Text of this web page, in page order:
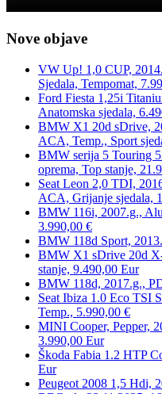
Nove objave
VW Up! 1,0 CUP,
Sjedala, Tempomat,
Ford Fiesta 1,25i
Anatomska sjedala,
BMW X1 20d sDrive,
ACA, Temp., Sport
BMW serija 5 Touring
oprema, Top stanje,
Seat Leon 2,0 TDI,
ACA, Grijanje sjedala,
BMW 116i, 2007.g.,
3.990,00 €
BMW 118d Sport,
BMW X1 sDrive 20d
stanje, 9.490,00 Eur
BMW 118d, 2017.g.,
Seat Ibiza 1.0 Eco TSI
Temp., 5.990,00 €
MINI Cooper, Pepper,
3.990,00 Eur
Škoda Fabia 1.2 HTP
Eur
Peugeot 2008 1,5 Hdi,